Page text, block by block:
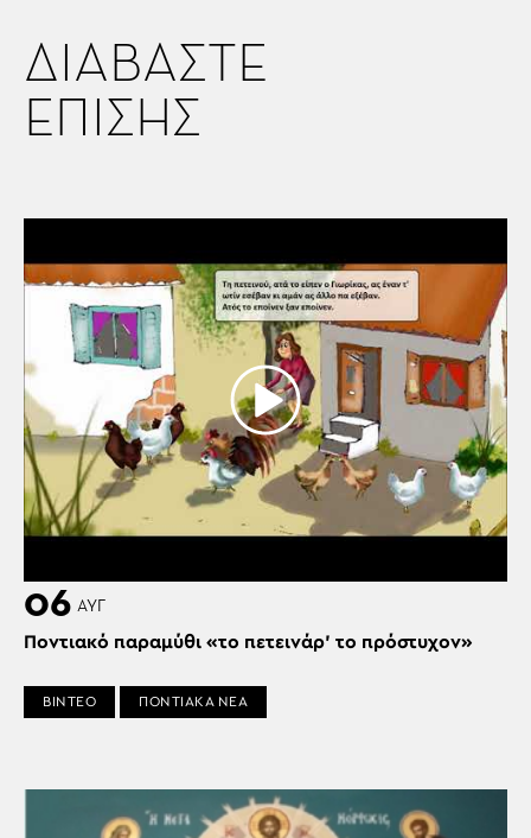
ΔΙΑΒΑΣΤΕ
ΕΠΙΣΗΣ
06 ΑΥΓ
Ποντιακό παραμύθι «το πετεινάρ’ το πρόστυχον»
ΒΙΝΤΕΟ ΠΟΝΤΙΑΚΑ ΝΕΑ